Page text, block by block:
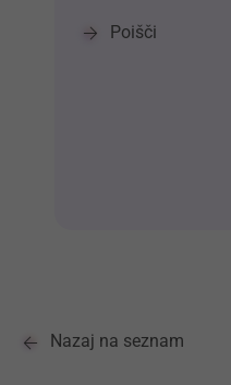
Poišči
Nazaj na seznam